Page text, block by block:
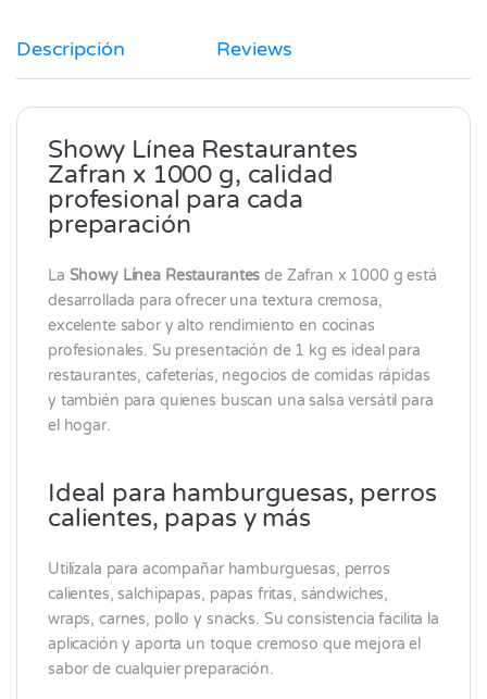
Descripción Reviews
Showy Línea Restaurantes
Zafran x 1000 g, calidad
profesional para cada
preparación
La Showy Línea Restaurantes de Zafran x 1000 g está
desarrollada para ofrecer una textura cremosa,
excelente sabor y alto rendimiento en cocinas
profesionales. Su presentación de 1 kg es ideal para
restaurantes, cafeterías, negocios de comidas rápidas
y también para quienes buscan una salsa versátil para
el hogar.
Ideal para hamburguesas, perros
calientes, papas y más
Utilízala para acompañar hamburguesas, perros
calientes, salchipapas, papas fritas, sándwiches,
wraps, carnes, pollo y snacks. Su consistencia facilita la
aplicación y aporta un toque cremoso que mejora el
sabor de cualquier preparación.